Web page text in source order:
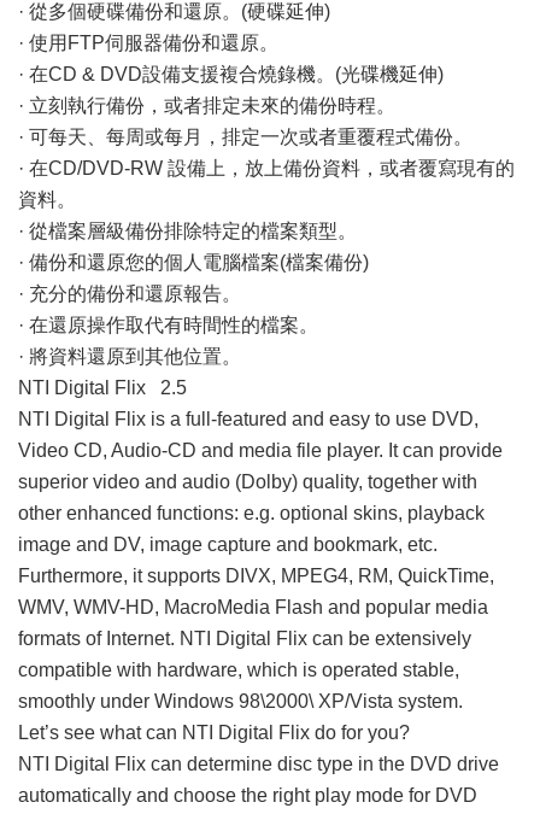
· 從多個硬碟備份和還原。(硬碟延伸)
· 使用FTP伺服器備份和還原。
· 在CD & DVD設備支援複合燒錄機。(光碟機延伸)
· 立刻執行備份，或者排定未來的備份時程。
· 可每天、每周或每月，排定一次或者重覆程式備份。
· 在CD/DVD-RW 設備上，放上備份資料，或者覆寫現有的
資料。
· 從檔案層級備份排除特定的檔案類型。
· 備份和還原您的個人電腦檔案(檔案備份)
· 充分的備份和還原報告。
· 在還原操作取代有時間性的檔案。
· 將資料還原到其他位置。
NTI Digital Flix 2.5
NTI Digital Flix is a full-featured and easy to use DVD,
Video CD, Audio-CD and media file player. It can provide
superior video and audio (Dolby) quality, together with
other enhanced functions: e.g. optional skins, playback
image and DV, image capture and bookmark, etc.
Furthermore, it supports DIVX, MPEG4, RM, QuickTime,
WMV, WMV-HD, MacroMedia Flash and popular media
formats of Internet. NTI Digital Flix can be extensively
compatible with hardware, which is operated stable,
smoothly under Windows 98\2000\ XP/Vista system.
Let’s see what can NTI Digital Flix do for you?
NTI Digital Flix can determine disc type in the DVD drive
automatically and choose the right play mode for DVD